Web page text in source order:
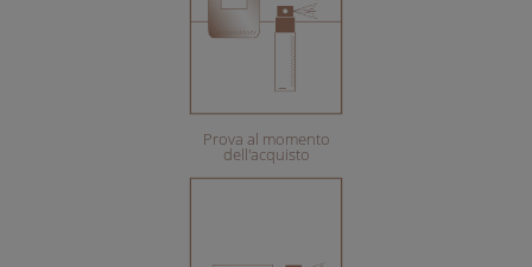
Prova al momento
dell'acquisto